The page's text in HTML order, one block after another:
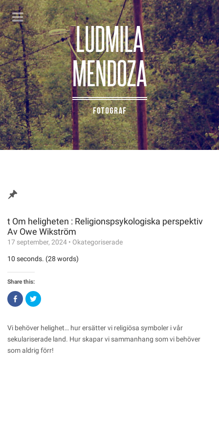
t Om heligheten : Religionspsykologiska perspektiv
Av Owe Wikström
17 september, 2024 • Okategoriserade
10 seconds. (28 words)
Share this:
Click
to
share
(Opens
in
new
Click
to
(Opens
in
new
Vi behöver helighet… hur ersätter vi religiösa symboler i vår
sekulariserade land. Hur skapar vi sammanhang som vi behöver
som aldrig förr!